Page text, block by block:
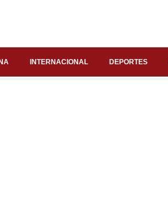
INTERNACIONAL DEPORTES